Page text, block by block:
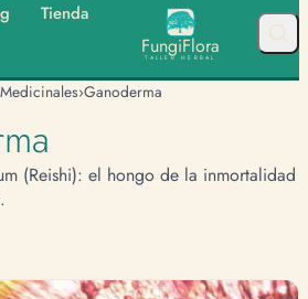
Tienda
FungiFlora
TALLER HERBAL
›Ganoderma
(Reishi): el hongo de la inmortalidad